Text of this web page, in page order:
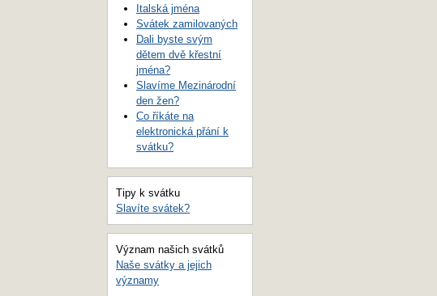
Italská jména
Svátek zamilovaných
Dali byste svým
dětem dvě křestní
jména?
Slavíme Mezinárodní
den žen?
Co říkáte na
elektronická přání k
svátku?
Tipy k svátku
Slavíte svátek?
Význam našich svátků
Naše svátky a jejich
významy